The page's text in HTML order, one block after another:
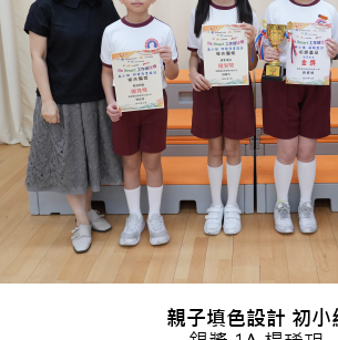
親子填色設計 初小